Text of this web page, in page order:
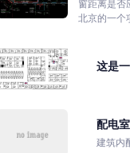
窗距离是否
北京的一个
这是
配电
建筑内